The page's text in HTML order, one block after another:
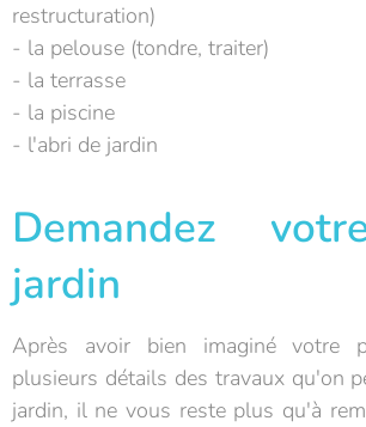
restructuration)
- la pelouse (tondre, traiter)
- la terrasse
- la piscine
- l'abri de jardin
Demandez
jardin
Après avoir bien imaginé votre
plusieurs détails des travaux qu'on
jardin, il ne vous reste plus qu'à